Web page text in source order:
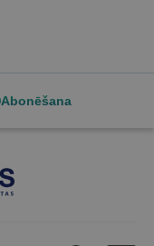
Abonēšana